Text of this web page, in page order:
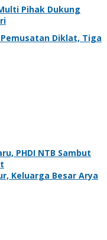
Pihak Dukung
Diklat, Tiga
PHDI NTB Sambut
Keluarga Besar Arya